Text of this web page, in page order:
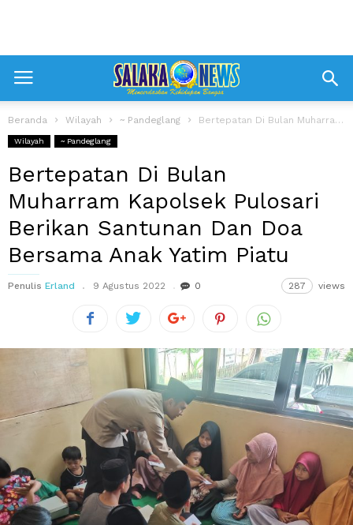
Beranda Wilayah ~ Pandeglang Bertepatan Di Bulan Muharram Kapolsek Pulosari Berikan Santunan Dan Doa Bersama Anak...
Wilayah ~ Pandeglang
Bertepatan Di Bulan
Muharram Kapolsek Pulosari
Berikan Santunan Dan Doa
Bersama Anak Yatim Piatu
Penulis Erland 9 Agustus 2022 0 287 views